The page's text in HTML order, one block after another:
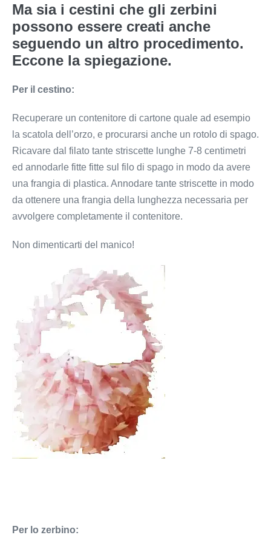
Ma sia i cestini che gli zerbini
possono essere creati anche
seguendo un altro procedimento.
Eccone la spiegazione.
Per il cestino:
Recuperare un contenitore di cartone quale ad esempio
la scatola dell’orzo, e procurarsi anche un rotolo di spago.
Ricavare dal filato tante striscette lunghe 7-8 centimetri
ed annodarle fitte fitte sul filo di spago in modo da avere
una frangia di plastica. Annodare tante striscette in modo
da ottenere una frangia della lunghezza necessaria per
avvolgere completamente il contenitore.
Non dimenticarti del manico!
Per lo zerbino: